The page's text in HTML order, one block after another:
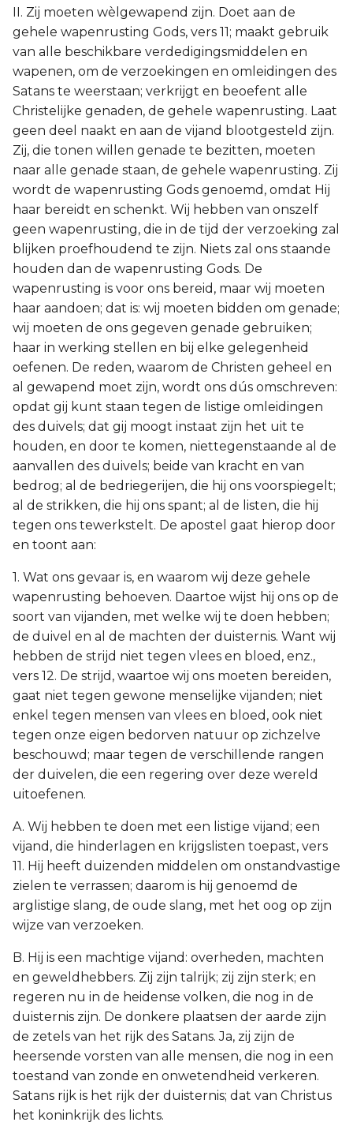
II. Zij moeten wèlgewapend zijn. Doet aan de
gehele wapenrusting Gods, vers 11; maakt gebruik
van alle beschikbare verdedigingsmiddelen en
wapenen, om de verzoekingen en omleidingen des
Satans te weerstaan; verkrijgt en beoefent alle
Christelijke genaden, de gehele wapenrusting. Laat
geen deel naakt en aan de vijand blootgesteld zijn.
Zij, die tonen willen genade te bezitten, moeten
naar alle genade staan, de gehele wapenrusting. Zij
wordt de wapenrusting Gods genoemd, omdat Hij
haar bereidt en schenkt. Wij hebben van onszelf
geen wapenrusting, die in de tijd der verzoeking zal
blijken proefhoudend te zijn. Niets zal ons staande
houden dan de wapenrusting Gods. De
wapenrusting is voor ons bereid, maar wij moeten
haar aandoen; dat is: wij moeten bidden om genade;
wij moeten de ons gegeven genade gebruiken;
haar in werking stellen en bij elke gelegenheid
oefenen. De reden, waarom de Christen geheel en
al gewapend moet zijn, wordt ons dús omschreven:
opdat gij kunt staan tegen de listige omleidingen
des duivels; dat gij moogt instaat zijn het uit te
houden, en door te komen, niettegenstaande al de
aanvallen des duivels; beide van kracht en van
bedrog; al de bedriegerijen, die hij ons voorspiegelt;
al de strikken, die hij ons spant; al de listen, die hij
tegen ons tewerkstelt. De apostel gaat hierop door
en toont aan:
1. Wat ons gevaar is, en waarom wij deze gehele
wapenrusting behoeven. Daartoe wijst hij ons op de
soort van vijanden, met welke wij te doen hebben;
de duivel en al de machten der duisternis. Want wij
hebben de strijd niet tegen vlees en bloed, enz.,
vers 12. De strijd, waartoe wij ons moeten bereiden,
gaat niet tegen gewone menselijke vijanden; niet
enkel tegen mensen van vlees en bloed, ook niet
tegen onze eigen bedorven natuur op zichzelve
beschouwd; maar tegen de verschillende rangen
der duivelen, die een regering over deze wereld
uitoefenen.
A. Wij hebben te doen met een listige vijand; een
vijand, die hinderlagen en krijgslisten toepast, vers
11. Hij heeft duizenden middelen om onstandvastige
zielen te verrassen; daarom is hij genoemd de
arglistige slang, de oude slang, met het oog op zijn
wijze van verzoeken.
B. Hij is een machtige vijand: overheden, machten
en geweldhebbers. Zij zijn talrijk; zij zijn sterk; en
regeren nu in de heidense volken, die nog in de
duisternis zijn. De donkere plaatsen der aarde zijn
de zetels van het rijk des Satans. Ja, zij zijn de
heersende vorsten van alle mensen, die nog in een
toestand van zonde en onwetendheid verkeren.
Satans rijk is het rijk der duisternis; dat van Christus
het koninkrijk des lichts.